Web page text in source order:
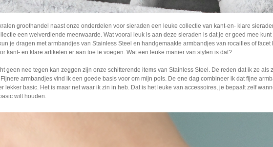
groothandel naast onze onderdelen voor sieraden een leuke collectie van kant-en- klare
een welverdiende meerwaarde. Wat vooral leuk is aan deze sieraden is dat je er goed mee
je dragen met armbandjes van Stainless Steel en handgemaakte armbandjes van rocailles of
kant- en klare artikelen er aan toe te voegen. Wat een leuke manier van stylen is dat?
geen nee tegen kan zeggen zijn onze schitterende items van Stainless Steel. De reden dat ik ze
armbandjes vind ik een goede basis voor om mijn pols. De ene dag combineer ik dat fijne
lekker basic. Het is maar net waar ik zin in heb. Dat is het leuke van accessoires, je bepaalt zelf
wilt houden.